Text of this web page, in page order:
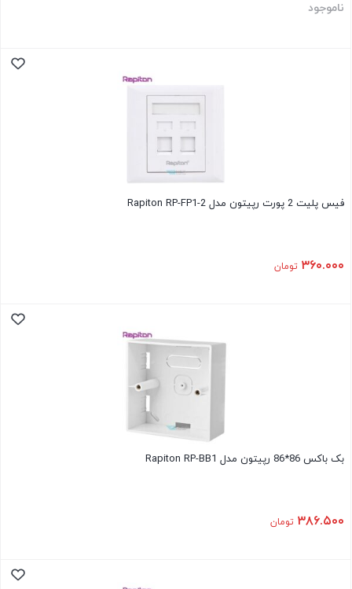
ناموجود
فیس پلیت 2 پورت رپیتون مدل Rapiton RP-FP1-2
۳۶۰.۰۰۰ تومان
بک باکس 86*86 رپیتون مدل Rapiton RP-BB1
۳۸۶.۵۰۰ تومان